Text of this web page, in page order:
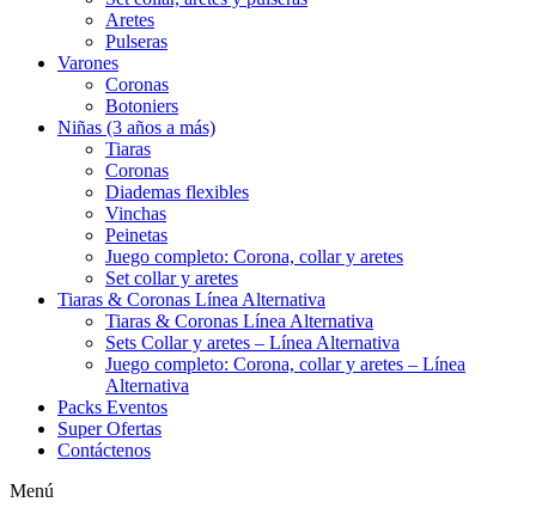
Aretes
Pulseras
Varones
Coronas
Botoniers
Niñas (3 años a más)
Tiaras
Coronas
Diademas flexibles
Vinchas
Peinetas
Juego completo: Corona, collar y aretes
Set collar y aretes
Tiaras & Coronas Línea Alternativa
Tiaras & Coronas Línea Alternativa
Sets Collar y aretes – Línea Alternativa
Juego completo: Corona, collar y aretes – Línea
Alternativa
Packs Eventos
Super Ofertas
Contáctenos
Menú